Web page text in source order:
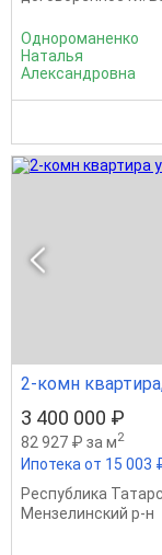
Однороманенко
Наталья
Александровна
2-комн
3 400 000 ₽
82 927 ₽ за м2
Ипотека от 15 003
Республика
Мензелинский р-н